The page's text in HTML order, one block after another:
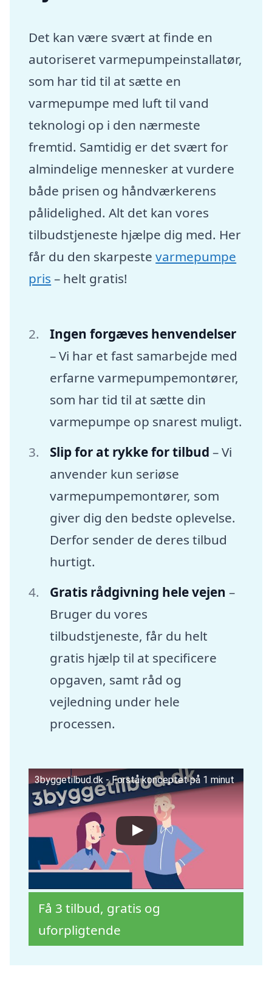
Det kan være svært at finde en
autoriseret varmepumpeinstallatør,
som har tid til at sætte en
varmepumpe med luft til vand
teknologi op i den nærmeste
fremtid. Samtidig er det svært for
almindelige mennesker at vurdere
både prisen og håndværkerens
pålidelighed. Alt det kan vores
tilbudstjeneste hjælpe dig med. Her
får du den skarpestevarmepumpe
pris – helt gratis!
Ingen forgæves henvendelser
– Vi har et fast samarbejde med
erfarne varmepumpemontører,
som har tid til at sætte din
varmepumpe op snarest muligt.
Slip for at rykke for tilbud – Vi
anvender kun seriøse
varmepumpemontører, som
giver dig den bedste oplevelse.
Derfor sender de deres tilbud
hurtigt.
Gratis rådgivning hele vejen –
Bruger du vores
tilbudstjeneste, får du helt
gratis hjælp til at specificere
opgaven, samt råd og
vejledning under hele
processen.
3byggetilbud.dk - Forstå konceptet på 1 minut
Få 3 tilbud, gratis og
uforpligtende